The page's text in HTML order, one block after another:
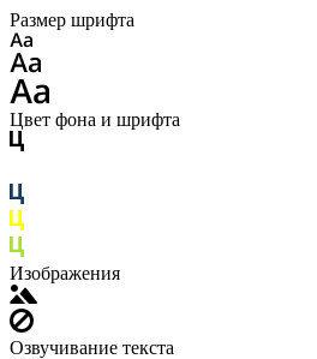
Размер шрифта
Цвет фона и шрифта
Изображения
Озвучивание текста